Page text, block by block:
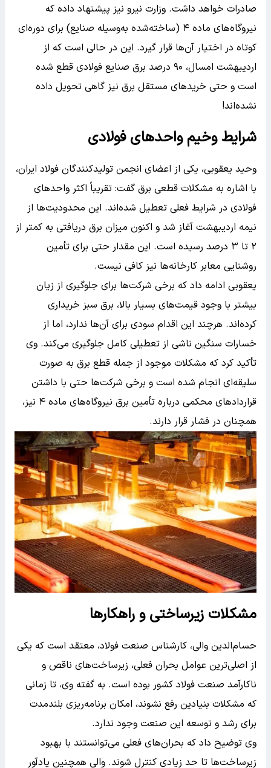
صادرات خواهد داشت. وزارت نیرو نیز پیشنهاد داده که
نیروگاه‌های ماده ۴ (ساخته‌شده به‌وسیله صنایع) برای دوره‌ای
کوتاه در اختیار آن‌ها قرار گیرد. این در حالی است که از
اردیبهشت امسال، ۹۰ درصد برق صنایع فولادی قطع شده
است و حتی خریدهای مستقل برق نیز گاهی تحویل داده
نشده‌اند!
شرایط وخیم واحدهای فولادی
وحید یعقوبی، یکی از اعضای انجمن تولیدکنندگان فولاد ایران،
با اشاره به مشکلات قطعی برق گفت: تقریباً اکثر واحدهای
فولادی در شرایط فعلی تعطیل شده‌اند. این محدودیت‌ها از
نیمه اردیبهشت آغاز شد و اکنون میزان برق دریافتی به کمتر از
۲ تا ۳ درصد رسیده است. این مقدار حتی برای تأمین
روشنایی معابر کارخانه‌ها نیز کافی نیست.
یعقوبی ادامه داد که برخی شرکت‌ها برای جلوگیری از زیان
بیشتر با وجود قیمت‌های بسیار بالا، برق سبز خریداری
کرده‌اند. هرچند این اقدام سودی برای آن‌ها ندارد، اما از
خسارات سنگین ناشی از تعطیلی کامل جلوگیری می‌کند. وی
تأکید کرد که مشکلات موجود از جمله قطع برق به صورت
سلیقه‌ای انجام شده است و برخی شرکت‌ها حتی با داشتن
قراردادهای محکمی درباره تأمین برق نیروگاه‌های ماده ۴ نیز،
همچنان در فشار قرار دارند.
مشکلات زیرساختی و راهکارها
حسام‌الدین والی، کارشناس صنعت فولاد، معتقد است که یکی
از اصلی‌ترین عوامل بحران فعلی، زیرساخت‌های ناقص و
ناکارآمد صنعت فولاد کشور بوده است. به گفته وی، تا زمانی
که مشکلات بنیادین رفع نشوند، امکان برنامه‌ریزی بلندمدت
برای رشد و توسعه این صنعت وجود ندارد.
وی توضیح داد که بحران‌های فعلی می‌توانستند با بهبود
زیرساخت‌ها تا حد زیادی کنترل شوند. والی همچنین یادآور